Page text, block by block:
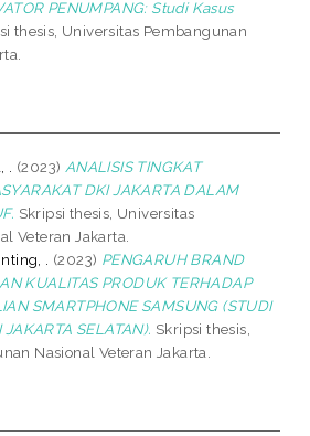
PENUMPANG: Studi Kasus
thesis, Universitas Pembangunan
(2023) ANALISIS TINGKAT
DKI JAKARTA DALAM
Skripsi thesis, Universitas
Veteran Jakarta.
.
(2023) PENGARUH BRAND
KUALITAS PRODUK TERHADAP
SMARTPHONE SAMSUNG (STUDI
SELATAN). Skripsi thesis,
Nasional Veteran Jakarta.